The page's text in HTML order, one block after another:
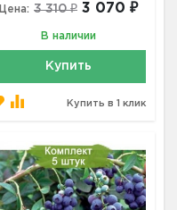
Цена: 3 310 ₽ 3 070 ₽
В наличии
Купить
Купить в 1 клик